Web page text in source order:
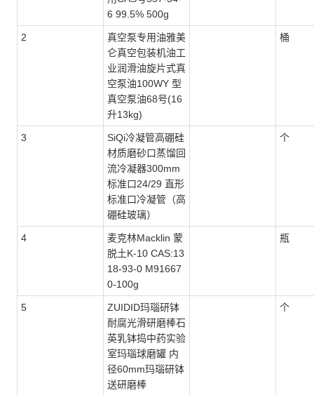
6 99.5% 500g
2
真空泵专用油雅美
仑真空包装机油工
业润滑油旋片式真
空泵油100WY 型
真空泵油68号(16
升13kg)
桶
3
SiQi冷凝管高硼硅
材质磨砂口蒸馏回
流冷凝器300mm
标准口24/29 直形
标准口冷凝管（高
硼硅玻璃）
个
4
麦克林Macklin 蒙
脱土K-10 CAS:13
18-93-0 M91667
0-100g
瓶
5
ZUIDID玛瑙研钵
耐腐光滑研磨棒石
英乳钵捣中药实验
室玛瑙球磨罐 内
径60mm玛瑙研钵
送研磨棒
个